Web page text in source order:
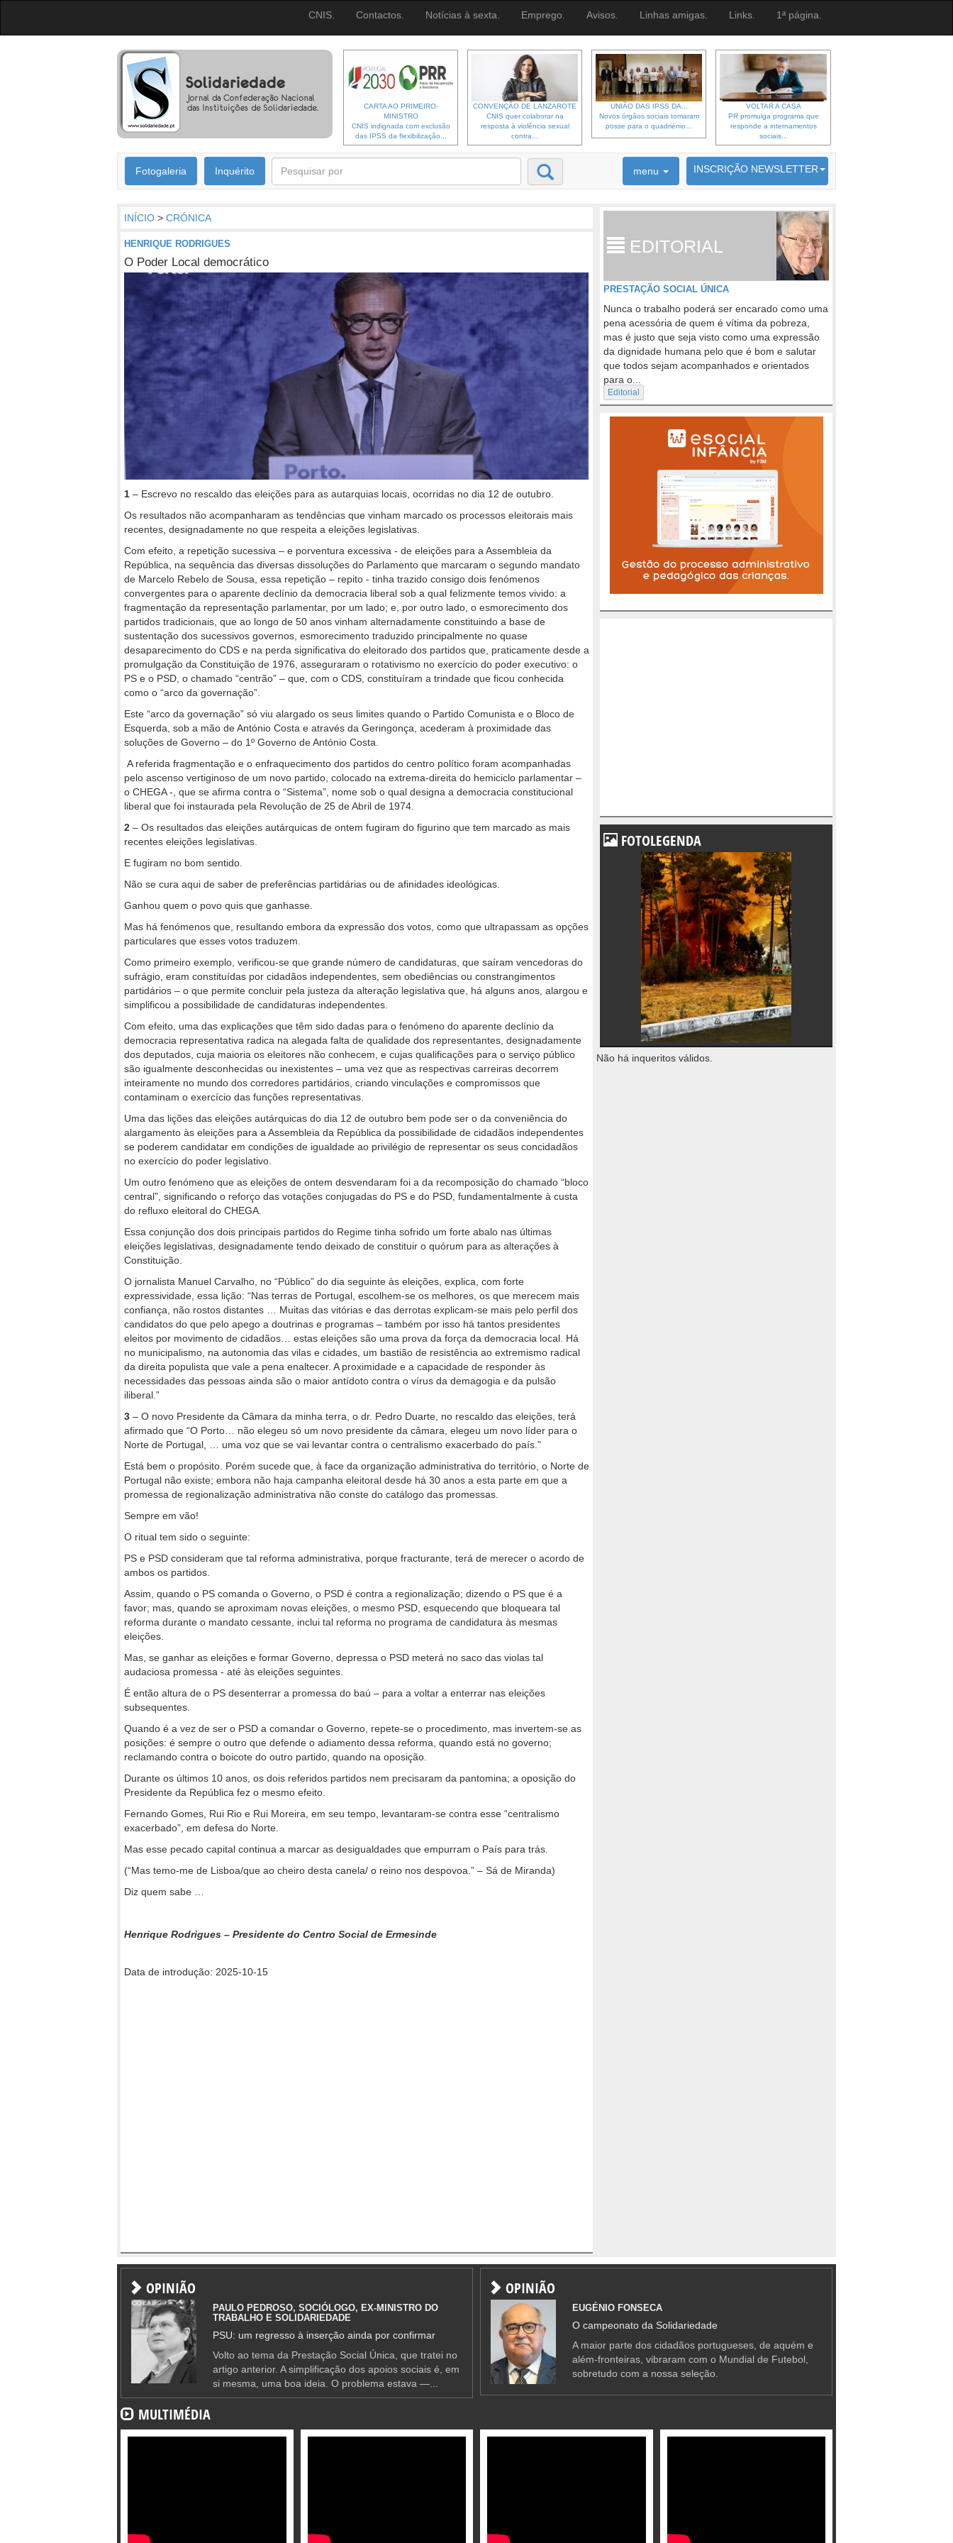
CNIS. Contactos. Notícias à sexta. Emprego. Avisos. Linhas amigas. Links. 1ª página.
CARTA AO PRIMEIRO-
MINISTRO
CNIS indignada com exclusão
das IPSS da flexibilização...
CONVENÇÃO DE LANZAROTE
CNIS quer colaborar na
resposta à violência sexual
contra...
UNIÃO DAS IPSS DA...
Novos órgãos sociais tomaram
posse para o quadriénio...
VOLTAR A CASA
PR promulga programa que
responde a internamentos
sociais...
Fotogaleria Inquérito menu INSCRIÇÃO NEWSLETTER
6692 membros inscritos
INÍCIO > CRÓNICA
HENRIQUE RODRIGUES
O Poder Local democrático
1 – Escrevo no rescaldo das eleições para as autarquias locais, ocorridas no dia 12 de outubro.
Os resultados não acompanharam as tendências que vinham marcado os processos eleitorais mais
recentes, designadamente no que respeita a eleições legislativas.
Com efeito, a repetição sucessiva – e porventura excessiva - de eleições para a Assembleia da
República, na sequência das diversas dissoluções do Parlamento que marcaram o segundo mandato
de Marcelo Rebelo de Sousa, essa repetição – repito - tinha trazido consigo dois fenómenos
convergentes para o aparente declínio da democracia liberal sob a qual felizmente temos vivido: a
fragmentação da representação parlamentar, por um lado; e, por outro lado, o esmorecimento dos
partidos tradicionais, que ao longo de 50 anos vinham alternadamente constituindo a base de
sustentação dos sucessivos governos, esmorecimento traduzido principalmente no quase
desaparecimento do CDS e na perda significativa do eleitorado dos partidos que, praticamente desde a
promulgação da Constituição de 1976, asseguraram o rotativismo no exercício do poder executivo: o
PS e o PSD, o chamado “centrão” – que, com o CDS, constituíram a trindade que ficou conhecida
como o “arco da governação”.
Este “arco da governação” só viu alargado os seus limites quando o Partido Comunista e o Bloco de
Esquerda, sob a mão de António Costa e através da Geringonça, acederam à proximidade das
soluções de Governo – do 1º Governo de António Costa.
A referida fragmentação e o enfraquecimento dos partidos do centro político foram acompanhadas
pelo ascenso vertiginoso de um novo partido, colocado na extrema-direita do hemiciclo parlamentar –
o CHEGA -, que se afirma contra o “Sistema”, nome sob o qual designa a democracia constitucional
liberal que foi instaurada pela Revolução de 25 de Abril de 1974.
2 – Os resultados das eleições autárquicas de ontem fugiram do figurino que tem marcado as mais
recentes eleições legislativas.
E fugiram no bom sentido.
Não se cura aqui de saber de preferências partidárias ou de afinidades ideológicas.
Ganhou quem o povo quis que ganhasse.
Mas há fenómenos que, resultando embora da expressão dos votos, como que ultrapassam as opções
particulares que esses votos traduzem.
Como primeiro exemplo, verificou-se que grande número de candidaturas, que saíram vencedoras do
sufrágio, eram constituídas por cidadãos independentes, sem obediências ou constrangimentos
partidários – o que permite concluir pela justeza da alteração legislativa que, há alguns anos, alargou e
simplificou a possibilidade de candidaturas independentes.
Com efeito, uma das explicações que têm sido dadas para o fenómeno do aparente declínio da
democracia representativa radica na alegada falta de qualidade dos representantes, designadamente
dos deputados, cuja maioria os eleitores não conhecem, e cujas qualificações para o serviço público
são igualmente desconhecidas ou inexistentes – uma vez que as respectivas carreiras decorrem
inteiramente no mundo dos corredores partidários, criando vinculações e compromissos que
contaminam o exercício das funções representativas.
Uma das lições das eleições autárquicas do dia 12 de outubro bem pode ser o da conveniência do
alargamento às eleições para a Assembleia da República da possibilidade de cidadãos independentes
se poderem candidatar em condições de igualdade ao privilégio de representar os seus concidadãos
no exercício do poder legislativo.
Um outro fenómeno que as eleições de ontem desvendaram foi a da recomposição do chamado “bloco
central”, significando o reforço das votações conjugadas do PS e do PSD, fundamentalmente à custa
do refluxo eleitoral do CHEGA.
Essa conjunção dos dois principais partidos do Regime tinha sofrido um forte abalo nas últimas
eleições legislativas, designadamente tendo deixado de constituir o quórum para as alterações à
Constituição.
O jornalista Manuel Carvalho, no “Público” do dia seguinte às eleições, explica, com forte
expressividade, essa lição: “Nas terras de Portugal, escolhem-se os melhores, os que merecem mais
confiança, não rostos distantes … Muitas das vitórias e das derrotas explicam-se mais pelo perfil dos
candidatos do que pelo apego a doutrinas e programas – também por isso há tantos presidentes
eleitos por movimento de cidadãos… estas eleições são uma prova da força da democracia local. Há
no municipalismo, na autonomia das vilas e cidades, um bastião de resistência ao extremismo radical
da direita populista que vale a pena enaltecer. A proximidade e a capacidade de responder às
necessidades das pessoas ainda são o maior antídoto contra o vírus da demagogia e da pulsão
iliberal.”
3 – O novo Presidente da Câmara da minha terra, o dr. Pedro Duarte, no rescaldo das eleições, terá
afirmado que “O Porto… não elegeu só um novo presidente da câmara, elegeu um novo líder para o
Norte de Portugal, … uma voz que se vai levantar contra o centralismo exacerbado do país.”
Está bem o propósito. Porém sucede que, à face da organização administrativa do território, o Norte de
Portugal não existe; embora não haja campanha eleitoral desde há 30 anos a esta parte em que a
promessa de regionalização administrativa não conste do catálogo das promessas.
Sempre em vão!
O ritual tem sido o seguinte:
PS e PSD consideram que tal reforma administrativa, porque fracturante, terá de merecer o acordo de
ambos os partidos.
Assim, quando o PS comanda o Governo, o PSD é contra a regionalização; dizendo o PS que é a
favor; mas, quando se aproximam novas eleições, o mesmo PSD, esquecendo que bloqueara tal
reforma durante o mandato cessante, inclui tal reforma no programa de candidatura às mesmas
eleições.
Mas, se ganhar as eleições e formar Governo, depressa o PSD meterá no saco das violas tal
audaciosa promessa - até às eleições seguintes.
É então altura de o PS desenterrar a promessa do baú – para a voltar a enterrar nas eleições
subsequentes.
Quando é a vez de ser o PSD a comandar o Governo, repete-se o procedimento, mas invertem-se as
posições: é sempre o outro que defende o adiamento dessa reforma, quando está no governo;
reclamando contra o boicote do outro partido, quando na oposição.
Durante os últimos 10 anos, os dois referidos partidos nem precisaram da pantomina; a oposição do
Presidente da República fez o mesmo efeito.
Fernando Gomes, Rui Rio e Rui Moreira, em seu tempo, levantaram-se contra esse “centralismo
exacerbado”, em defesa do Norte.
Mas esse pecado capital continua a marcar as desigualdades que empurram o País para trás.
(“Mas temo-me de Lisboa/que ao cheiro desta canela/ o reino nos despovoa.” – Sá de Miranda)
Diz quem sabe …
Henrique Rodrigues – Presidente do Centro Social de Ermesinde
Data de introdução: 2025-10-15
EDITORIAL
PRESTAÇÃO SOCIAL ÚNICA
Nunca o trabalho poderá ser encarado como uma
pena acessória de quem é vítima da pobreza,
mas é justo que seja visto como uma expressão
da dignidade humana pelo que é bom e salutar
que todos sejam acompanhados e orientados
para o...
Editorial
FOTOLEGENDA
Não há inqueritos válidos.
OPINIÃO
PAULO PEDROSO, SOCIÓLOGO, EX-MINISTRO DO
TRABALHO E SOLIDARIEDADE
PSU: um regresso à inserção ainda por confirmar
Volto ao tema da Prestação Social Única, que tratei no
artigo anterior. A simplificação dos apoios sociais é, em
si mesma, uma boa ideia. O problema estava —...
OPINIÃO
EUGÉNIO FONSECA
O campeonato da Solidariedade
A maior parte dos cidadãos portugueses, de aquém e
além-fronteiras, vibraram com o Mundial de Futebol,
sobretudo com a nossa seleção.
MULTIMÉDIA